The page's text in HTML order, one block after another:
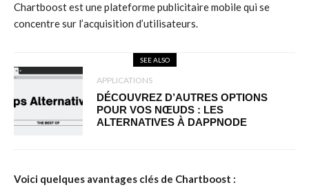
Chartboost est une plateforme publicitaire mobile qui se
concentre sur l’acquisition d’utilisateurs.
SEE ALSO
APPLICATIONS
DÉCOUVREZ D’AUTRES OPTIONS
POUR VOS NŒUDS : LES
ALTERNATIVES À DAPPNODE
Voici quelques avantages clés de Chartboost :